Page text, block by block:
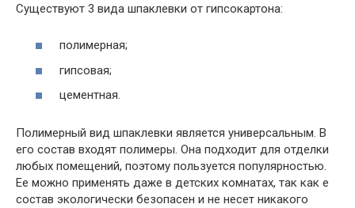
Существуют 3 вида шпаклевки от гипсокартона:
полимерная;
гипсовая;
цементная.
Полимерный вид шпаклевки является универсальным. В
его состав входят полимеры. Она подходит для отделки
любых помещений, поэтому пользуется популярностью.
Ее можно применять даже в детских комнатах, так как е
состав экологически безопасен и не несет никакого